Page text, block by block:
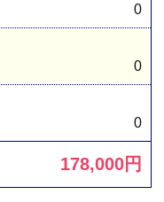
0
0
0
178,000円